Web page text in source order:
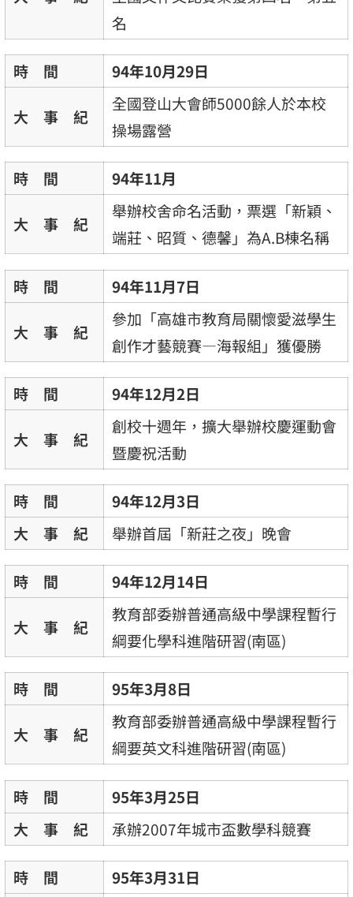
名
時 間 94年10月29日
大 事 紀
全國登山大會師5000餘人於本校
操場露營
時 間 94年11月
大 事 紀
舉辦校舍命名活動，票選「新穎、
端莊、昭質、德馨」為A.B棟名稱
時 間 94年11月7日
大 事 紀
參加「高雄市教育局關懷愛滋學生
創作才藝競賽—海報組」獲優勝
時 間 94年12月2日
大 事 紀
創校十週年，擴大舉辦校慶運動會
暨慶祝活動
時 間
94年12月3日
大 事 紀
舉辦首屆「新莊之夜」晚會
時 間 94年12月14日
大 事 紀
教育部委辦普通高級中學課程暫行
綱要化學科進階研習(南區)
時 間 95年3月8日
大 事 紀
教育部委辦普通高級中學課程暫行
綱要英文科進階研習(南區)
時 間
95年3月25日
大 事 紀
承辦2007年城市盃數學科競賽
時 間 95年3月31日